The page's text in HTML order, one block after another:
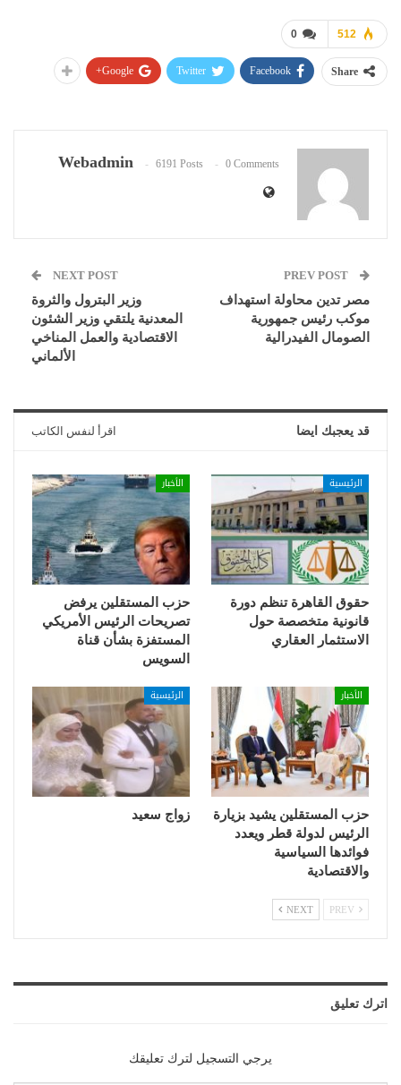
0 512
Share
Facebook
Twitter
Google+
Webadmin 6191 Posts 0 Comments
مصر تدين محاولة استهداف
موكب رئيس جمهورية
الصومال الفيدرالية
NEXT POST
وزير البترول والثروة
المعدنية يلتقي وزير الشئون
الاقتصادية والعمل المناخي
الألماني
قد يعجبك ايضا اقرأ لنفس الكاتب
الرئيسية
حقوق القاهرة تنظم دورة
قانونية متخصصة حول
الاستثمار العقاري
الأخبار
حزب المستقلين يرفض
تصريحات الرئيس الأمريكي
المستفزة بشأن قناة
السويس
الأخبار
حزب المستقلين يشيد بزيارة
الرئيس لدولة قطر ويعدد
فوائدها السياسية
والاقتصادية
الرئيسية
زواج سعيد
NEXT
اترك تعليق
يرجي التسجيل لترك تعليقك